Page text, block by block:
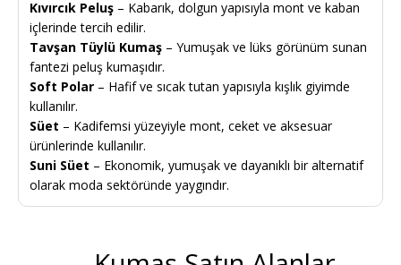
Kıvırcık Peluş – Kabarık, dolgun yapısıyla mont ve kaban
içlerinde tercih edilir.
Tavşan Tüylü Kumaş – Yumuşak ve lüks görünüm sunan
fantezi peluş kumaşıdır.
Soft Polar – Hafif ve sıcak tutan yapısıyla kışlık giyimde
kullanılır.
Süet – Kadifemsi yüzeyiyle mont, ceket ve aksesuar
ürünlerinde kullanılır.
Suni Süet – Ekonomik, yumuşak ve dayanıklı bir alternatif
olarak moda sektöründe yaygındır.